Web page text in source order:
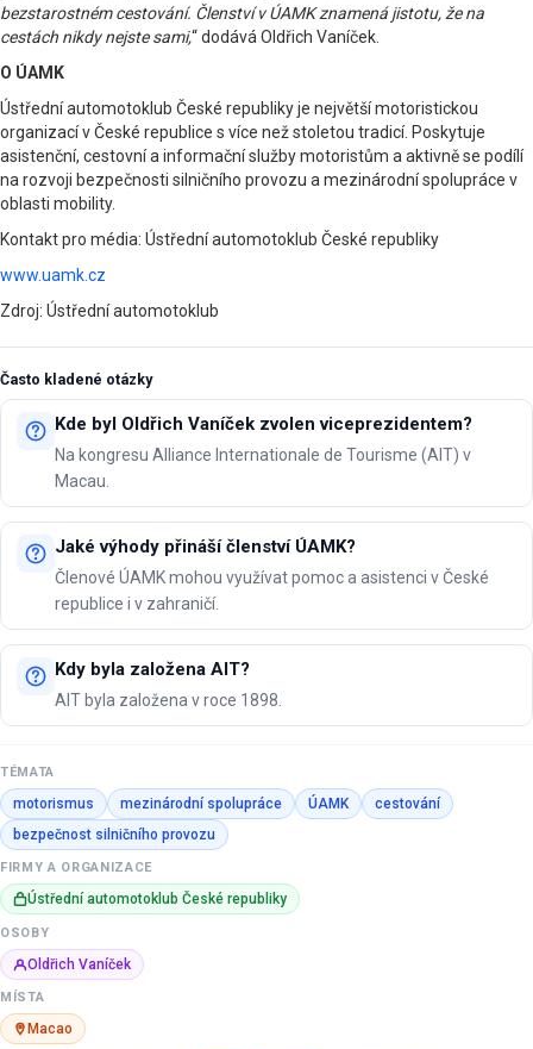
bezstarostném cestování. Členství v ÚAMK znamená jistotu, že na
cestách nikdy nejste sami,“ dodává Oldřich Vaníček.
O ÚAMK
Ústřední automotoklub České republiky je největší motoristickou
organizací v České republice s více než stoletou tradicí. Poskytuje
asistenční, cestovní a informační služby motoristům a aktivně se podílí
na rozvoji bezpečnosti silničního provozu a mezinárodní spolupráce v
oblasti mobility.
Kontakt pro média: Ústřední automotoklub České republiky
www.uamk.cz
Zdroj: Ústřední automotoklub
Často kladené otázky
Kde byl Oldřich Vaníček zvolen viceprezidentem?
Na kongresu Alliance Internationale de Tourisme (AIT) v
Macau.
Jaké výhody přináší členství ÚAMK?
Členové ÚAMK mohou využívat pomoc a asistenci v České
republice i v zahraničí.
Kdy byla založena AIT?
AIT byla založena v roce 1898.
TÉMATA
motorismus mezinárodní spolupráce ÚAMK
cestování
bezpečnost silničního provozu
FIRMY A ORGANIZACE
Ústřední automotoklub České republiky
OSOBY
Oldřich Vaníček
MÍSTA
Macao